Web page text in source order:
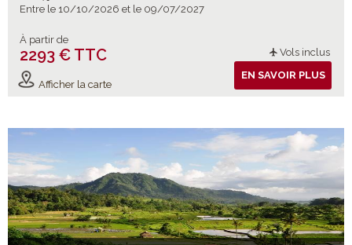
Entre le 10/10/2026 et le 09/07/2027
À partir de
2293 € TTC Vols inclus
Afficher la carte
EN SAVOIR PLUS